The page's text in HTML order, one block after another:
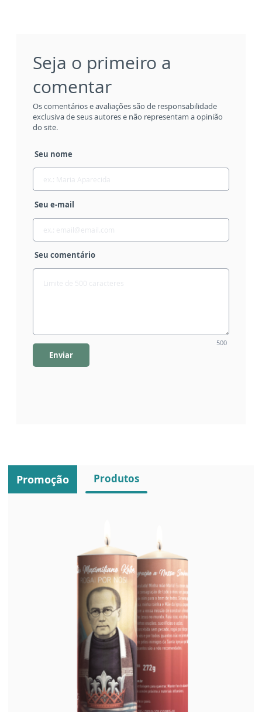
Seja o primeiro a
comentar
Os comentários e avaliações são de responsabilidade
exclusiva de seus autores e não representam a opinião
do site.
Seu nome
Seu e-mail
Seu comentário
500
Enviar
Promoção Produtos